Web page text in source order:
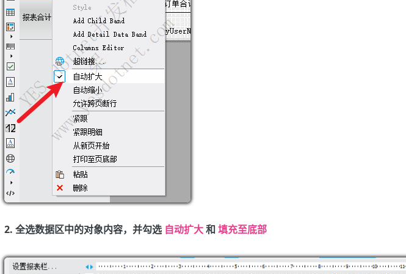
2. 全选数据区中的对象内容，并勾选 自动扩大和 填充至底部